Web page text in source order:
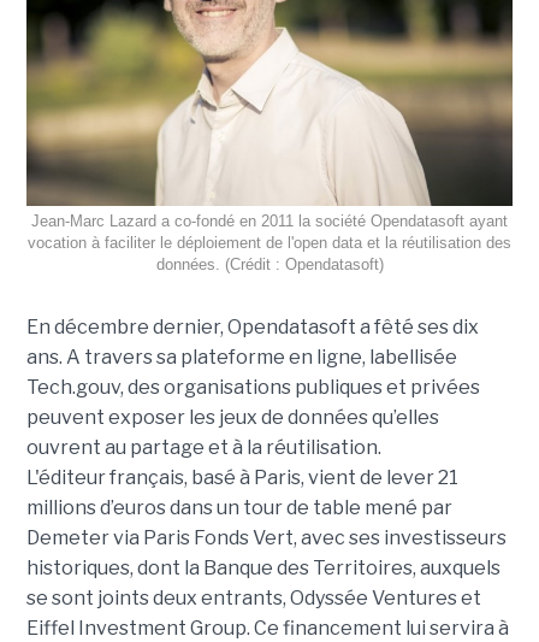
Jean-Marc Lazard a co-fondé en 2011 la société Opendatasoft ayant
vocation à faciliter le déploiement de l'open data et la réutilisation des
données. (Crédit : Opendatasoft)
En décembre dernier, Opendatasoft a fêté ses dix
ans. A travers sa plateforme en ligne, labellisée
Tech.gouv, des organisations publiques et privées
peuvent exposer les jeux de données qu’elles
ouvrent au partage et à la réutilisation.
L'éditeur français, basé à Paris, vient de lever 21
millions d’euros dans un tour de table mené par
Demeter via Paris Fonds Vert, avec ses investisseurs
historiques, dont la Banque des Territoires, auxquels
se sont joints deux entrants, Odyssée Ventures et
Eiffel Investment Group. Ce financement lui servira à